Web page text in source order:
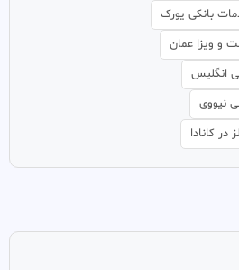
بانکی یورک
و ویزا عمان
انگلیس
نیووی
کانادا